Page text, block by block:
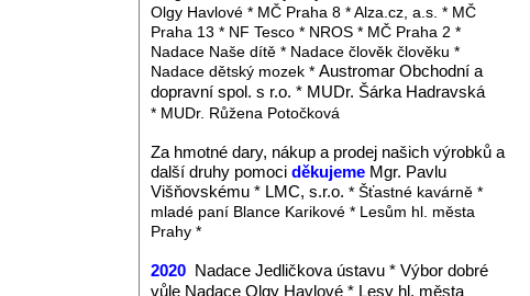
Olgy Havlové * MČ Praha 8 * Alza.cz, a.s. * MČ
Praha 13 * NF Tesco * NROS * MČ Praha 2 *
Nadace Naše dítě * Nadace člověk člověku *
Nadace dětský mozek * Austromar Obchodní a
dopravní spol. s r.o. * MUDr. Šárka Hadravská
* MUDr. Růžena Potočková
Za hmotné dary, nákup a prodej našich výrobků a
další druhy pomoci děkujeme Mgr. Pavlu
Višňovskému * LMC, s.r.o. * Šťastné kavárně *
mladé paní Blance Karikové * Lesům hl. města
Prahy *
2020
Nadace Jedličkova ústavu * Výbor dobré
vůle Nadace Olgy Havlové * Lesy hl. města